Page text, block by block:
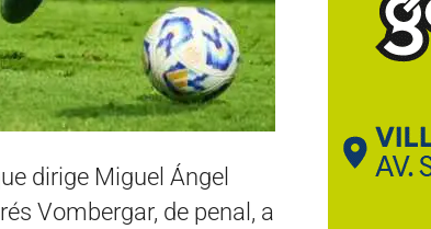
dirige Miguel Ángel
Vombergar, de penal, a